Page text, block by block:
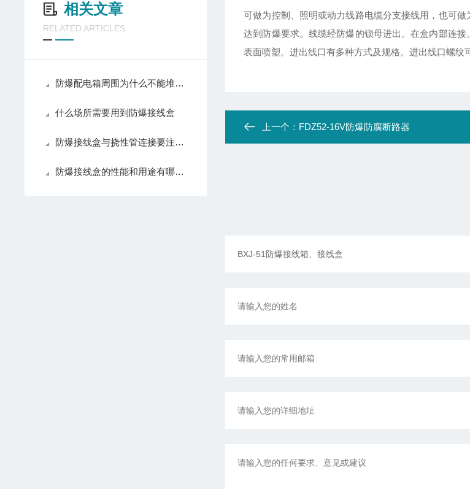
相关文章
RELATED ARTICLES
防爆配电箱周围为什么不能堆放杂物？
什么场所需要用到防爆接线盒
防爆接线盒与挠性管连接要注意些什么？
防爆接线盒的性能和用途有哪些？
可做为控制、照明或动力线路电缆分支接线用，也可
达到防爆要求。线缆经防爆的锁母进出。在盒内部连
表面喷塑。进出线口有多种方式及规格。进出线口螺纹
上一个： FDZ52-16V防爆防腐断路器